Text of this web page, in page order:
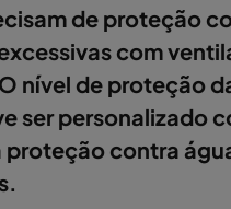
de proteção
com
nível de proteção
ser personalizado
proteção contra